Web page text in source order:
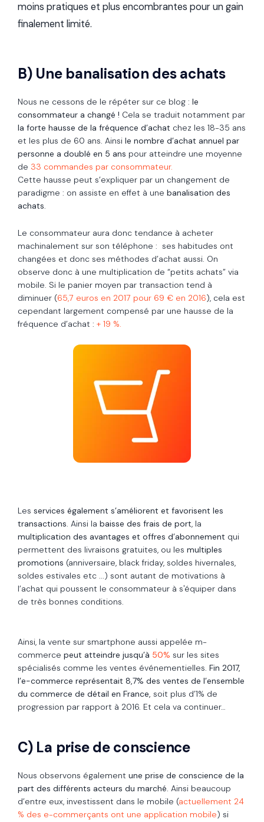
moins pratiques et plus encombrantes pour un gain
finalement limité.
B) Une banalisation des achats
Nous ne cessons de le répéter sur ce blog : le
consommateur a changé ! Cela se traduit notamment par
la forte hausse de la fréquence d’achat chez les 18-35 ans
et les plus de 60 ans. Ainsi le nombre d’achat annuel par
personne a doublé en 5 ans pour atteindre une moyenne
de 33 commandes par consommateur.
Cette hausse peut s’expliquer par un changement de
paradigme : on assiste en effet à une banalisation des
achats.
Le consommateur aura donc tendance à acheter
machinalement sur son téléphone : ses habitudes ont
changées et donc ses méthodes d’achat aussi. On
observe donc à une multiplication de “petits achats” via
mobile. Si le panier moyen par transaction tend à
diminuer (65,7 euros en 2017 pour 69 € en 2016), cela est
cependant largement compensé par une hausse de la
fréquence d’achat : + 19 %.
Les services également s’améliorent et favorisent les
transactions. Ainsi la baisse des frais de port, la
multiplication des avantages et offres d’abonnement qui
permettent des livraisons gratuites, ou les multiples
promotions (anniversaire, black friday, soldes hivernales,
soldes estivales etc ...) sont autant de motivations à
l’achat qui poussent le consommateur à s'équiper dans
de très bonnes conditions.
Ainsi, la vente sur smartphone aussi appelée m-
commerce peut atteindre jusqu’à 50% sur les sites
spécialisés comme les ventes événementielles. Fin 2017,
l’e-commerce représentait 8,7% des ventes de l’ensemble
du commerce de détail en France, soit plus d’1% de
progression par rapport à 2016. Et cela va continuer…
C) La prise de conscience
Nous observons également une prise de conscience de la
part des différents acteurs du marché. Ainsi beaucoup
d’entre eux, investissent dans le mobile (actuellement 24
% des e-commerçants ont une application mobile) si